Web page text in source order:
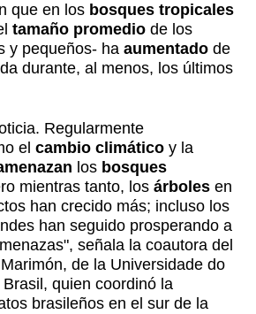
que en los bosques tropicales
tamaño promedio de los
y pequeños- ha aumentado de
durante, al menos, los últimos
Regularmente
el cambio climático y la
los bosques
mientras tanto, los árboles en
han crecido más; incluso los
han seguido prosperando a
señala la coautora del
de la Universidade do
quien coordinó la
brasileños en el sur de la